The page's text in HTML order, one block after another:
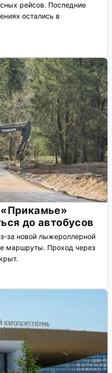
рейсов. Последние
остались в
до автобусов
за новой лыжероллерной
маршруты. Проход через